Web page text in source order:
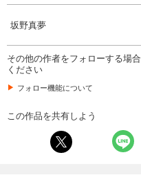
坂野真夢
その他の作者をフォローする場
ください
フォロー機能について
この作品を共有しよう